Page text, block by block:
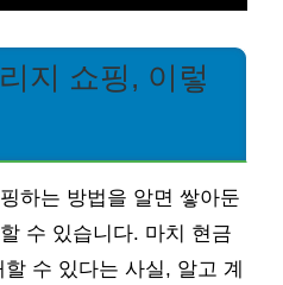
지 쇼핑, 이렇
하는 방법을 알면 쌓아둔
수 있습니다. 마치 현금
수 있다는 사실, 알고 계